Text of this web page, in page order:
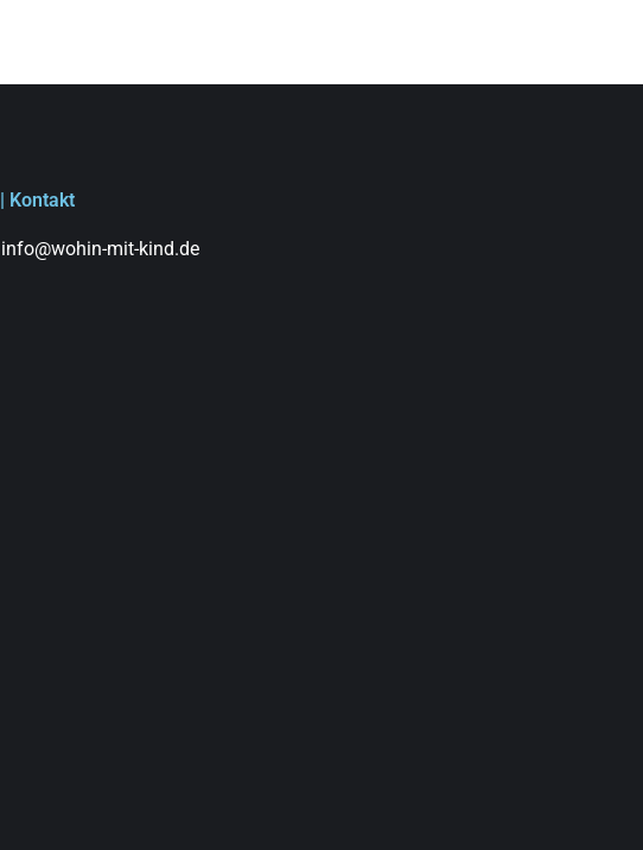
| Kontakt
info@wohin-mit-kind.de